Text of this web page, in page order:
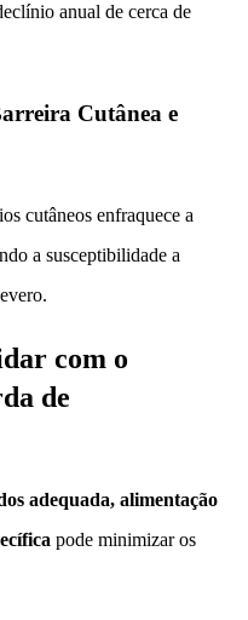
anual de cerca de
Cutânea e
cutâneos enfraquece a
a susceptibilidade a
com o
de
adequada, alimentação
pode minimizar os